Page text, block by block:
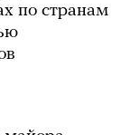
по странам